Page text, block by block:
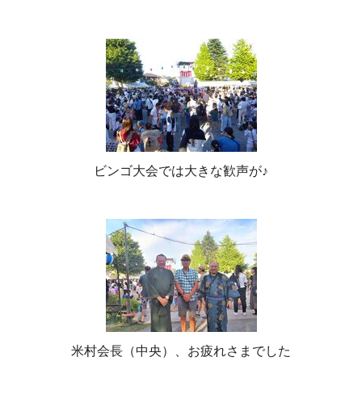
ビンゴ大会では大きな歓声が♪
米村会長（中央）、お疲れさまでした